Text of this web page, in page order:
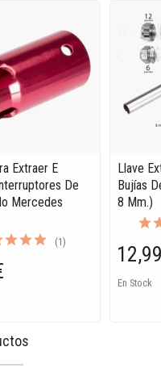
Extraer E
De
Mercedes
(1)
Llave
Bujías
8 Mm.)
En Stock